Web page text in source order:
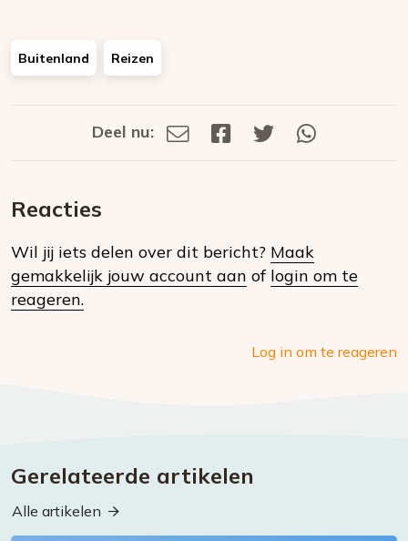
Buitenland Reizen
Deel
social
Deel nu:
Deel
Deel
Deel
Reacties
Wil jij iets delen over dit bericht? Maak
gemakkelijk jouw account aan of login om te
reageren.
Log in om te reageren
Gerelateerde artikelen
Alle artikelen